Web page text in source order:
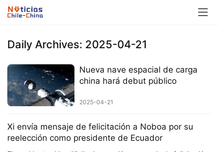
Daily Archives: 2025-04-21
Nueva nave espacial de carga
china hará debut público
2025-04-21
Xi envía mensaje de felicitación a Noboa por su
reelección como presidente de Ecuador